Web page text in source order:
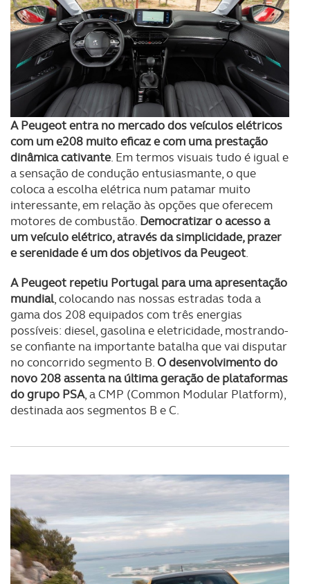
A Peugeot entra no mercado dos veículos elétricos
com um e208 muito eficaz e com uma prestação
dinâmica cativante. Em termos visuais tudo é igual e
a sensação de condução entusiasmante, o que
coloca a escolha elétrica num patamar muito
interessante, em relação às opções que oferecem
motores de combustão. Democratizar o acesso a
um veículo elétrico, através da simplicidade, prazer
e serenidade é um dos objetivos da Peugeot.
A Peugeot repetiu Portugal para uma apresentação
mundial, colocando nas nossas estradas toda a
gama dos 208 equipados com três energias
possíveis: diesel, gasolina e eletricidade, mostrando-
se confiante na importante batalha que vai disputar
no concorrido segmento B.O desenvolvimento do
novo 208 assenta na última geração de plataformas
do grupo PSA, a CMP (Common Modular Platform),
destinada aos segmentos B e C.